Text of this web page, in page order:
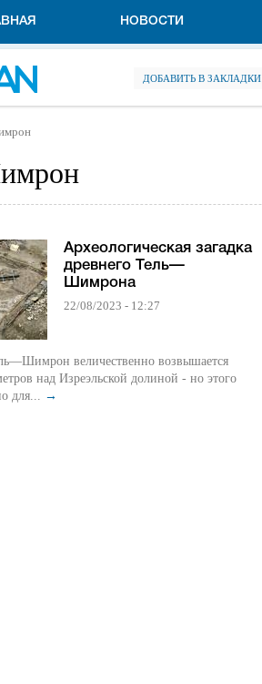
НОВОСТИ
ДОБАВИТЬ В ЗАКЛАДКИ
Археологическая загадка
древнего Тель—
Шимрона
22/08/2023 - 12:27
величественно возвышается
над Изреэльской долиной - но этого
для... →